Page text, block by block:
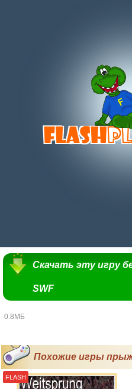
Скачать эту игру
SWF
0.8МБ
Похожие игры
FLASH